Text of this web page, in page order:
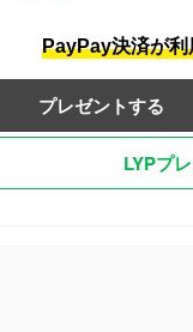
PayPay決済が利
プレゼントする
LYPプ